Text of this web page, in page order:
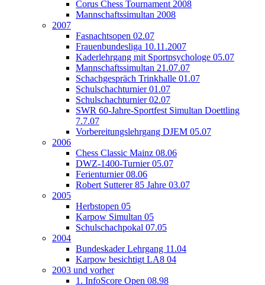
Corus Chess Tournament 2008
Mannschaftssimultan 2008
2007
Fasnachtsopen 02.07
Frauenbundesliga 10.11.2007
Kaderlehrgang mit Sportpsychologe 05.07
Mannschaftssimultan 21.07.07
Schachgespräch Trinkhalle 01.07
Schulschachturnier 01.07
Schulschachturnier 02.07
SWR 60-Jahre-Sportfest Simultan Doettling
7.7.07
Vorbereitungslehrgang DJEM 05.07
2006
Chess Classic Mainz 08.06
DWZ-1400-Turnier 05.07
Ferienturnier 08.06
Robert Sutterer 85 Jahre 03.07
2005
Herbstopen 05
Karpow Simultan 05
Schulschachpokal 07.05
2004
Bundeskader Lehrgang 11.04
Karpow besichtigt LA8 04
2003 und vorher
1. InfoScore Open 08.98